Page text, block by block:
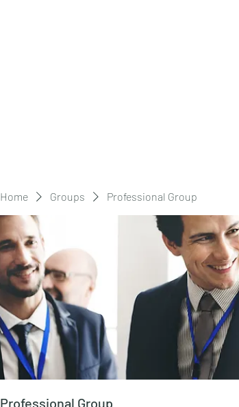
Home Groups Professional Group
Professional Group